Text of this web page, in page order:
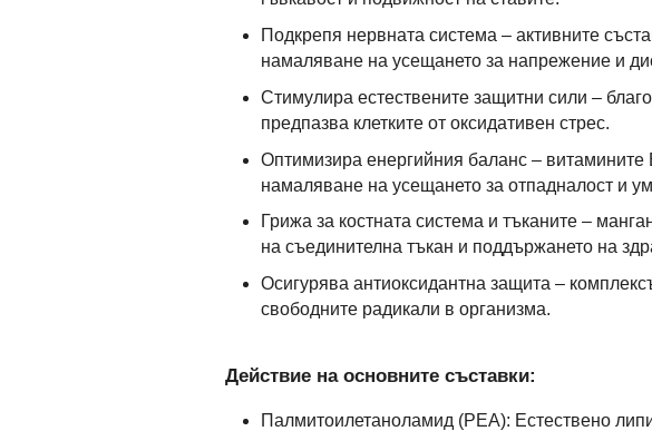
Подкрепя нервната система – активните
намаляване на усещането за напрежение и
Стимулира естествените защитни сили –
предпазва клетките от оксидативен стрес.
Оптимизира енергийния баланс – витамините
намаляване на усещането за отпадналост и
Грижа за костната система и тъканите –
на съединителна тъкан и поддържането на
Осигурява антиоксидантна защита –
свободните радикали в организма.
Действие на основните съставки:
Палмитоилетаноламид (PEA): Естествено